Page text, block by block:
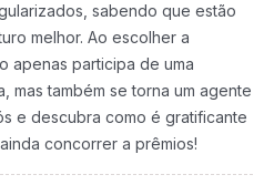
sabendo que estão
melhor. Ao escolher a
apenas participa de uma
mas também se torna um agente
e descubra como é gratificante
concorrer a prêmios!